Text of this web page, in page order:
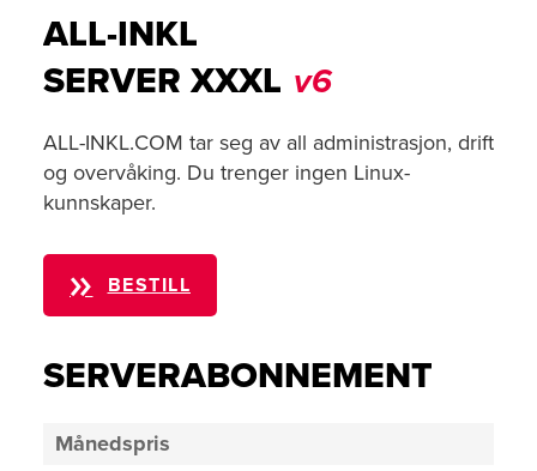
ALL-INKL
SERVER XXXL v6
ALL-INKL.COM tar seg av all administrasjon, drift
og overvåking. Du trenger ingen Linux-
kunnskaper.
BESTILL
SERVERABONNEMENT
Månedspris